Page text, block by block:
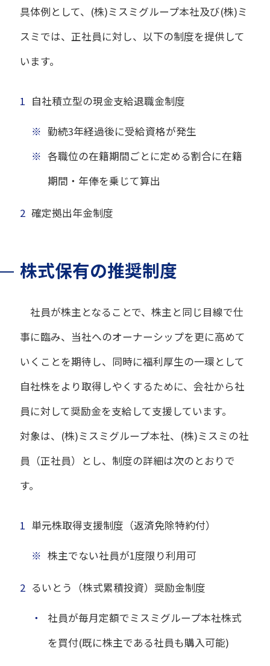
具体例として、(株)ミスミグループ本社及び(株)ミ
スミでは、正社員に対し、以下の制度を提供して
います。
1 自社積立型の現金支給退職金制度
※ 勤続3年経過後に受給資格が発生
※ 各職位の在籍期間ごとに定める割合に在籍
期間・年俸を乗じて算出
2 確定拠出年金制度
株式保有の推奨制度
社員が株主となることで、株主と同じ目線で仕
事に臨み、当社へのオーナーシップを更に高めて
いくことを期待し、同時に福利厚生の一環として
自社株をより取得しやくするために、会社から社
員に対して奨励金を支給して支援しています。
対象は、(株)ミスミグループ本社、(株)ミスミの社
員（正社員）とし、制度の詳細は次のとおりで
す。
1 単元株取得支援制度（返済免除特約付）
※ 株主でない社員が1度限り利用可
2 るいとう（株式累積投資）奨励金制度
・
社員が毎月定額でミスミグループ本社株式
を買付(既に株主である社員も購入可能)